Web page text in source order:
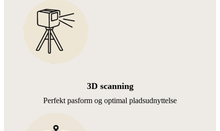
3D scanning
Perfekt pasform og optimal pladsudnyttelse